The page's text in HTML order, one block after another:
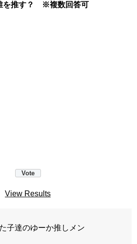
を推す？ ※複数回答可
View Results
子達のゆーか推しメン